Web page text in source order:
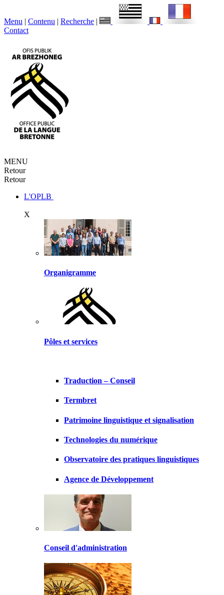
Menu | Contenu | Recherche |
Contact
MENU
Retour
Retour
L'OPLB
X
Organigramme
Pôles et services
Traduction – Conseil
Termbret
Patrimoine linguistique et signalisation
Technologies du numérique
Observatoire des pratiques linguistiques
Agence de Développement
Conseil d'administration